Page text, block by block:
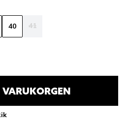
40 41
VARUKORGEN